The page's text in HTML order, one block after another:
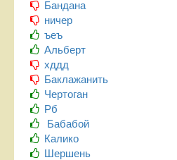
Бандана
ничер
ъеъ
Альберт
хддд
Баклажанить
Чертоган
Рб
Бабабой
Калико
Шершень